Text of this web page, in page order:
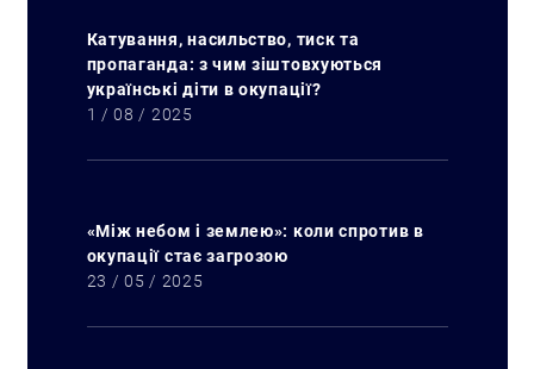
Катування, насильство, тиск та
пропаганда: з чим зіштовхуються
українські діти в окупації?
1 / 08 / 2025
«Між небом і землею»: коли спротив в
окупації стає загрозою
23 / 05 / 2025